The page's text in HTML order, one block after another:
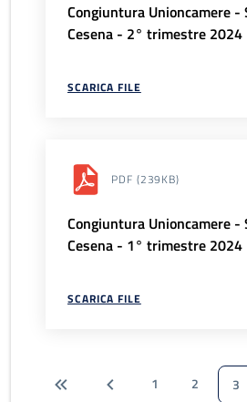
Congiuntura Unioncamere
Cesena - 2° trimestre 2024
SCARICA FILE
PDF (239KB)
Congiuntura Unioncamere
Cesena - 1° trimestre 2024
SCARICA FILE
1 2 3